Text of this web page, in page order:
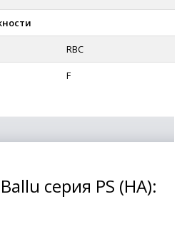
RBC
F
серия PS (HA):